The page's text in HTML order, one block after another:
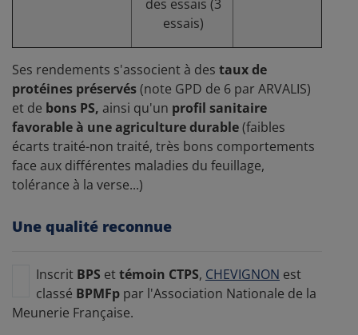
des essais (3
essais)
Ses rendements s'associent à des taux de
protéines préservés(note GPD de 6 par ARVALIS)
et de bons PS, ainsi qu'un profil sanitaire
favorable à une agriculture durable(faibles
écarts traité-non traité, très bons comportements
face aux différentes maladies du feuillage,
tolérance à la verse...)
Une qualité reconnue
Inscrit BPS ettémoin CTPS, CHEVIGNON est
classé BPMFp par l'Association Nationale de la
Meunerie Française.